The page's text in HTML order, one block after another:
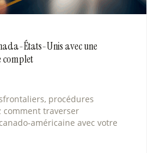
États-Unis avec une
complet
procédures
comment traverser
américaine avec votre